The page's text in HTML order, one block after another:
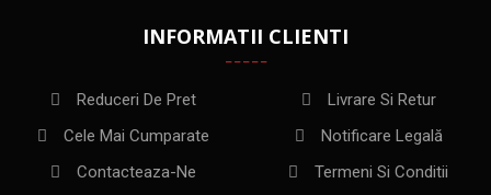
INFORMATII CLIENTI
Reduceri De Pret
Cele Mai Cumparate
Contacteaza-Ne
Livrare Si Retur
Notificare Legală
Termeni Si Conditii